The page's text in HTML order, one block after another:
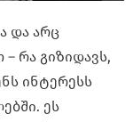
და არც
რა გიზიდავს,
ინტერესს
ეს